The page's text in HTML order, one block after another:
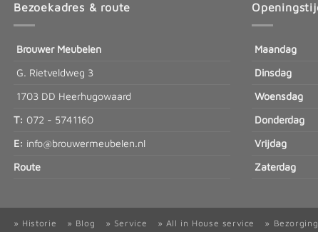
Bezoekadres & route
Brouwer Meubelen
G. Rietveldweg 3
1703 DD Heerhugowaard
T: 072 - 5741160
E: info@brouwermeubelen.nl
Route
Maandag
Dinsdag
Woensdag
Donderdag
Vrijdag
Zaterdag
» Historie » Blog » Service » All in House service » Bezorging